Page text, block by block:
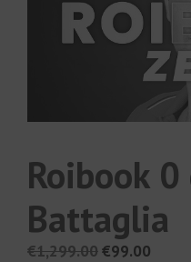
Roibook
Battaglia
€1,299.00Il
€99.00